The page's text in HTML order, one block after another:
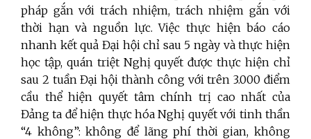
pháp gắn với trách nhiệm, trách nhiệm gắn với
thời hạn và nguồn lực. Việc thực hiện báo cáo
nhanh kết quả Đại hội chỉ sau 5 ngày và thực hiện
học tập, quán triệt Nghị quyết được thực hiện chỉ
sau 2 tuần Đại hội thành công với trên 3.000 điểm
cầu thể hiện quyết tâm chính trị cao nhất của
Đảng ta để hiện thực hóa Nghị quyết với tinh thần
“4 không”: không để lãng phí thời gian, không